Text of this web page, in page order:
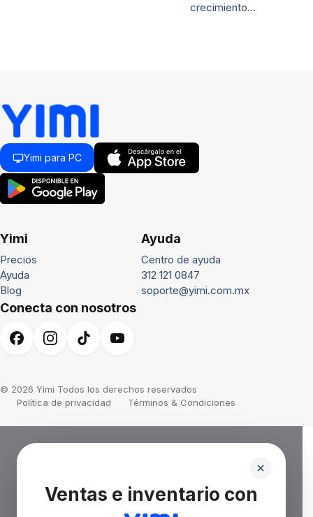
crecimiento…
Yimi para PC
Yimi
Precios
Ayuda
Blog
Ayuda
Centro de ayuda
312 121 0847
soporte@yimi.com.mx
Conecta con nosotros
© 2026 Yimi Todos los derechos reservados
Política de privacidad
Términos & Condiciones
Ventas e inventario con